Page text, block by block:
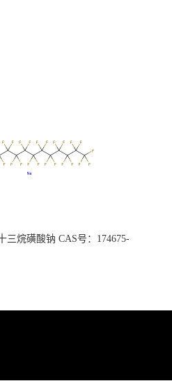
三烷磺酸钠 CAS号：174675-